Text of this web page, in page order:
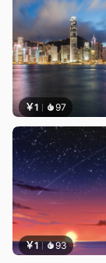
￥1 97
￥1 93